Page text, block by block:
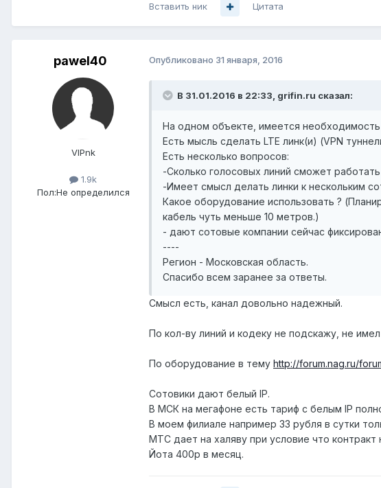
Вставить ник Цитата
pawel40
VIPnk
1.9k
Пол:Не определился
Опубликовано 31 января, 2016
В 31.01.2016 в 22:33, grifin.ru сказал:
На одном объекте, имеется
Есть мысль сделать LTE линк(и) (VPN
Есть несколько вопросов:
-Сколько голосовых линий сможет
-Имеет смысл делать линки к нескольким
Какое оборудование использовать ?
кабель чуть меньше 10 метров.)
- дают сотовые компании сейчас
----
Регион - Московская область.
Спасибо всем заранее за ответы.
Смысл есть, канал довольно надежный.
По кол-ву линий и кодеку не подскажу, не
По оборудование в тему http://forum.nag.ru/
Сотовики дают белый IP.
В МСК на мегафоне есть тариф с белым IP
В моем филиале например 33 рубля в сутки
МТС дает на халяву при условие что
Йота 400р в месяц.